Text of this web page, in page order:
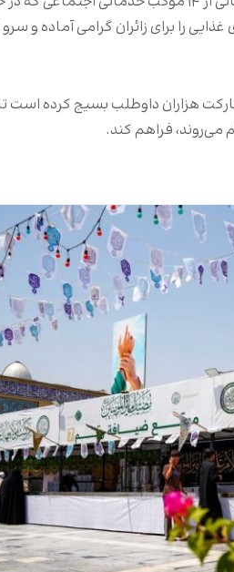
را برای زائران گرامی آماده و
داوطلب بسیج کرده است تا
می‌روند، فراهم کند.